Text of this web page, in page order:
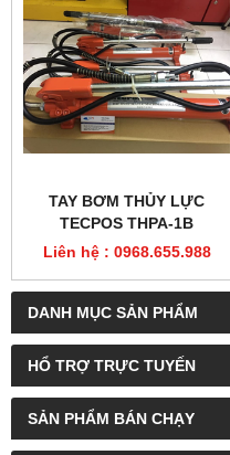
HỔ TRỢ TRỰC TUYẾN
SẢN PHẨM BÁN CHẠY
FANPAGE FACEBOOK
LIÊN KẾT WEBSITE
THỐNG KÊ
TAY BƠM THỦY LỰC
TECPOS THPA-1B
Liên hệ : 0968.655.988